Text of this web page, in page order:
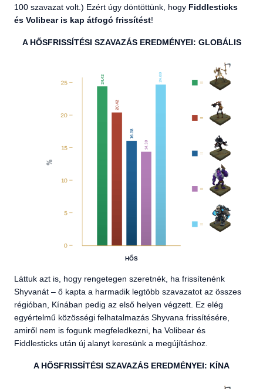
100 szavazat volt.) Ezért úgy döntöttünk, hogy Fiddlesticks
és Volibear is kap átfogó frissítést!
A HŐSFRISSÍTÉSI SZAVAZÁS EREDMÉNYEI: GLOBÁLIS
HŐS
Láttuk azt is, hogy rengetegen szeretnék, ha frissítenénk
Shyvanát – ő kapta a harmadik legtöbb szavazatot az összes
régióban, Kínában pedig az első helyen végzett. Ez elég
egyértelmű közösségi felhatalmazás Shyvana frissítésére,
amiről nem is fogunk megfeledkezni, ha Volibear és
Fiddlesticks után új alanyt keresünk a megújításhoz.
A HŐSFRISSÍTÉSI SZAVAZÁS EREDMÉNYEI: KÍNA